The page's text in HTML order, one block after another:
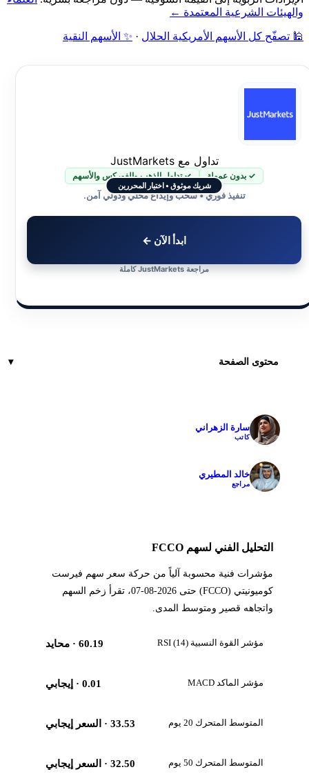
والهيئات الشرعية المعتمدة ←
🕌 تصفّح كل الأسهم الأمريكية الحلال · ✨ الأسهم النقية
شريك موثوق • اختيار المحررين
تداول مع JustMarkets
✓ بدون عمولة ✓ تداول الذهب والفوركس والأسهم
تنفيذ فوري • سحب وإيداع محلي ودولي آمن.
ابدأ الآن ←
مراجعة JustMarkets كاملة
محتوى الصفحة
سارة الزهراني
كاتب
خالد المطيري
مراجع
التحليل الفني لسهم FCCO
مؤشرات فنية محسوبة آلياً من حركة سعر سهم فيرست
كوميونيتي (FCCO) حتى 2026-08-07، تقرأ زخم السهم
واتجاهه قصير ومتوسط المدى.
مؤشر القوة النسبية RSI (14) 60.19· محايد
مؤشر الماكد MACD 0.01· إيجابي
المتوسط المتحرك 20 يوم 33.53· السعر إيجابي
المتوسط المتحرك 50 يوم 32.50· السعر إيجابي